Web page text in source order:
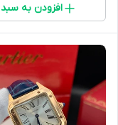
افزودن به سبد